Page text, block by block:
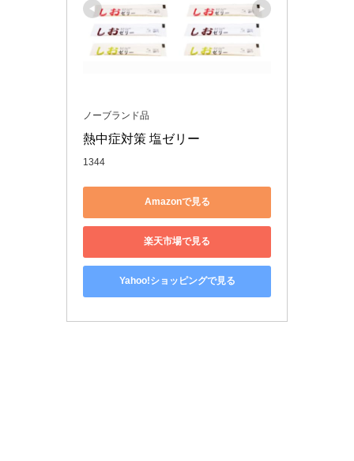
ノーブランド品
熱中症対策 塩ゼリー
1344
Amazonで見る
楽天市場で見る
Yahoo!ショッピングで見る